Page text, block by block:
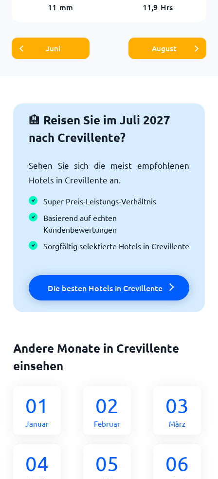
11 mm 11,9 Hrs
Juni August
🏨 Reisen Sie im Juli 2027
nach Crevillente?
Sehen Sie sich die meist empfohlenen
Hotels in Crevillente an.
Super Preis-Leistungs-Verhältnis
Basierend auf echten
Kundenbewertungen
Sorgfältig selektierte Hotels in Crevillente
Die besten Hotels in Crevillente
Andere Monate in Crevillente
einsehen
01
Januar
02
Februar
03
März
04 05 06